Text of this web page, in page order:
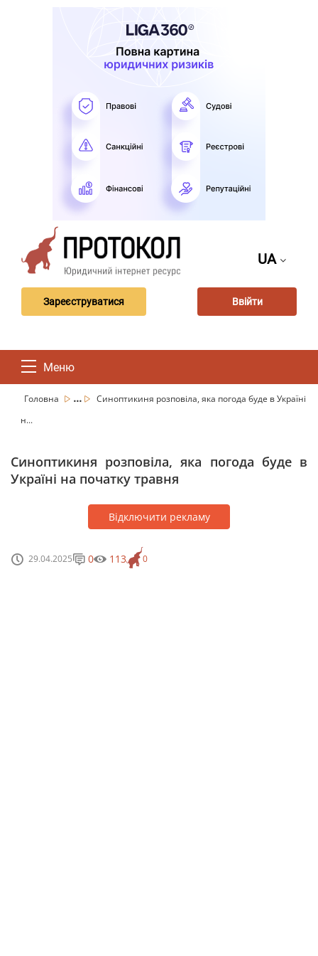
UA
Зареєструватися Ввійти
Меню
Головна ...
Синоптикиня розповіла, яка погода буде в Україні
н...
Синоптикиня розповіла, яка погода буде в
Україні на початку травня
Відключити рекламу
29.04.2025 0
0 113